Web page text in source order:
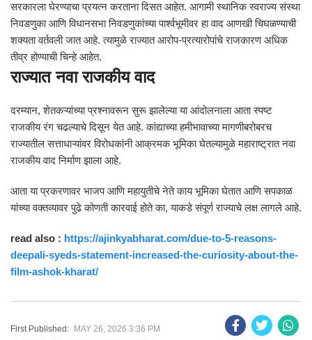
सरकारला घेरण्याचा प्रयत्न करताना दिसत आहेत. आगामी स्थानिक स्वराज्य संस्था
निवडणुका आणि विधानसभा निवडणुकांच्या पार्श्वभूमीवर हा वाद आणखी चिघळण्याची
शक्यता वर्तवली जात आहे. त्यामुळे राज्यात आरोप-प्रत्यारोपांचे राजकारण अधिक
तीव्र होण्याची चिन्हे आहेत.
राज्यात नवा राजकीय वाद
दरम्यान, शेतकऱ्यांच्या प्रश्नावरून सुरू झालेल्या या आंदोलनाला आता स्पष्ट
राजकीय रंग चढल्याचे दिसून येत आहे. कांद्याच्या हमीभावाच्या मागणीबरोबरच
राज्यातील सत्ताधाऱ्यांवर विरोधकांनी आक्रमक भूमिका घेतल्यामुळे महाराष्ट्रात नवा
राजकीय वाद निर्माण झाला आहे.
आता या प्रकरणावर भाजप आणि महायुतीचे नेते काय भूमिका घेतात आणि सपकाळ
यांच्या वक्तव्यावर पुढे कोणती कारवाई होते का, याकडे संपूर्ण राज्याचे लक्ष लागले आहे.
read also : https://ajinkyabharat.com/due-to-5-reasons-
deepali-syeds-statement-increased-the-curiosity-about-the-
film-ashok-kharat/
First Published: MAY 26, 2026 3:36 PM